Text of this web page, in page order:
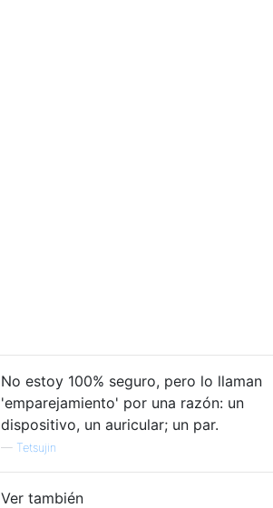
No estoy 100% seguro, pero lo llaman
'emparejamiento' por una razón: un
dispositivo, un auricular; un par.
— Tetsujin
Ver también